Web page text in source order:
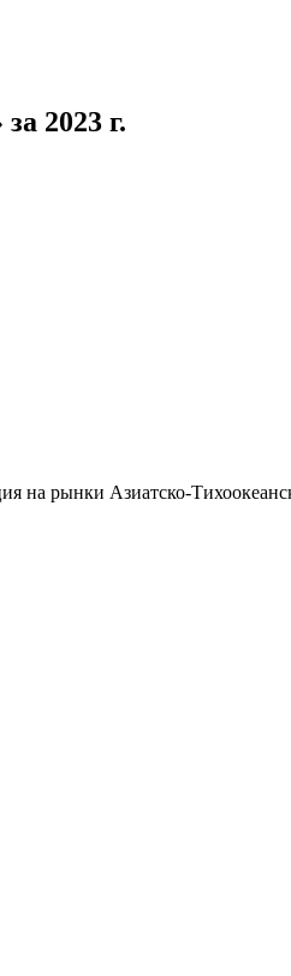
2023 г.
на рынки Азиатско-